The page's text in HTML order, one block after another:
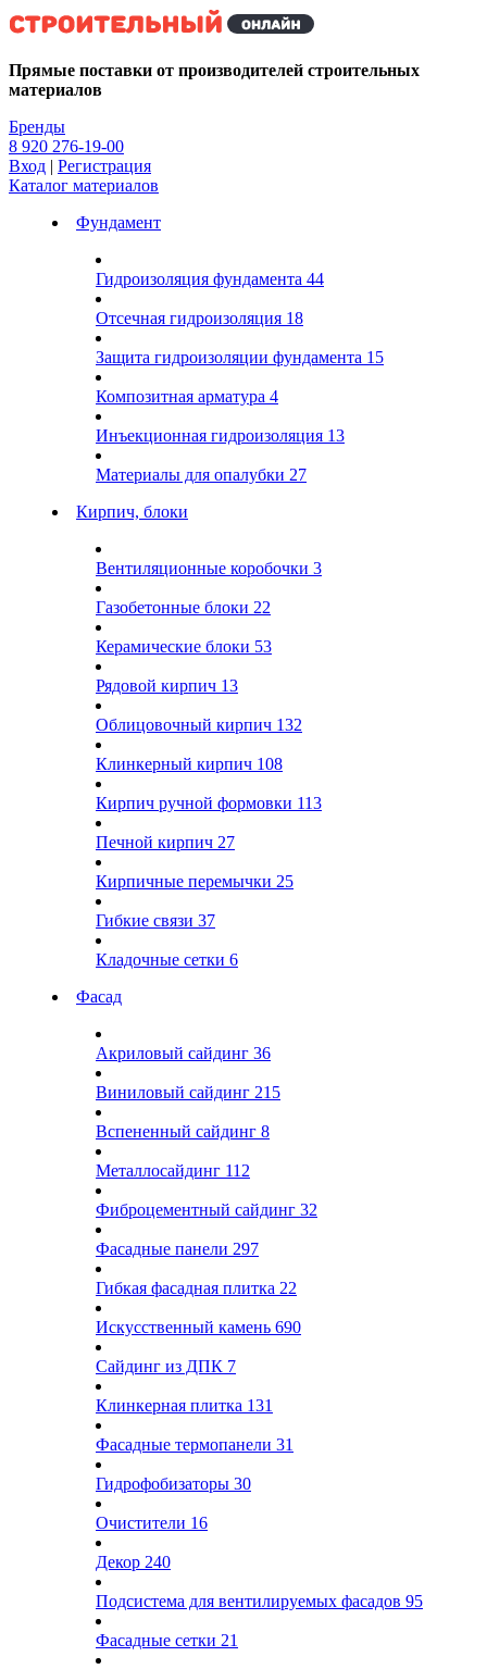
Kg
Прямые поставки от производителей строительных
материалов
Бренды
8 920 276-19-00
Вход | Регистрация
Каталог материалов
Фундамент
Гидроизоляция фундамента 44
Отсечная гидроизоляция 18
Защита гидроизоляции фундамента 15
Композитная арматура 4
Инъекционная гидроизоляция 13
Материалы для опалубки 27
Кирпич, блоки
Вентиляционные коробочки 3
Газобетонные блоки 22
Керамические блоки 53
Рядовой кирпич 13
Облицовочный кирпич 132
Клинкерный кирпич 108
Кирпич ручной формовки 113
Печной кирпич 27
Кирпичные перемычки 25
Гибкие связи 37
Кладочные сетки 6
Фасад
Акриловый сайдинг 36
Виниловый сайдинг 215
Вспененный сайдинг 8
Металлосайдинг 112
Фиброцементный сайдинг 32
Фасадные панели 297
Гибкая фасадная плитка 22
Искусственный камень 690
Сайдинг из ДПК 7
Клинкерная плитка 131
Фасадные термопанели 31
Гидрофобизаторы 30
Очистители 16
Декор 240
Подсистема для вентилируемых фасадов 95
Фасадные сетки 21